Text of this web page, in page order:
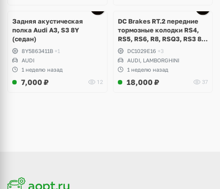
Задняя акустическая
полка Audi A3, S3 8Y
(седан)
8Y5863411B +1
AUDI
1 неделю назад
7,000 ₽ 12
DC Brakes RT.2 передние
тормозные колодки RS4,
RS5, RS6, R8, RSQ3, RS3 8V
(комплект 8 шт)
DC1029E16 +3
AUDI, LAMBORGHINI
1 неделю назад
18,000 ₽ 37